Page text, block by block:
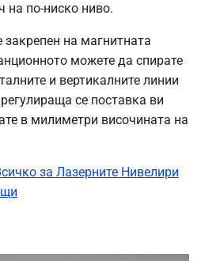
на по-ниско ниво.
на магнитната
можете да спирате
и вертикалните линии
се поставка ви
в милиметри височината на
за Лазерните Нивелири